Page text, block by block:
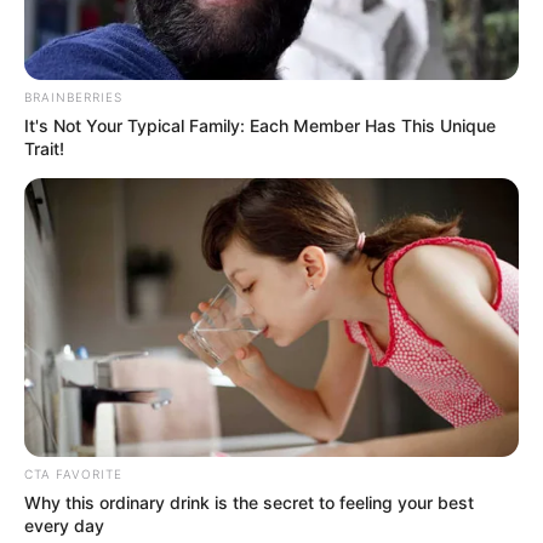
BRAINBERRIES
It's Not Your Typical Family: Each Member Has This Unique
Trait!
CTA FAVORITE
Why this ordinary drink is the secret to feeling your best
every day